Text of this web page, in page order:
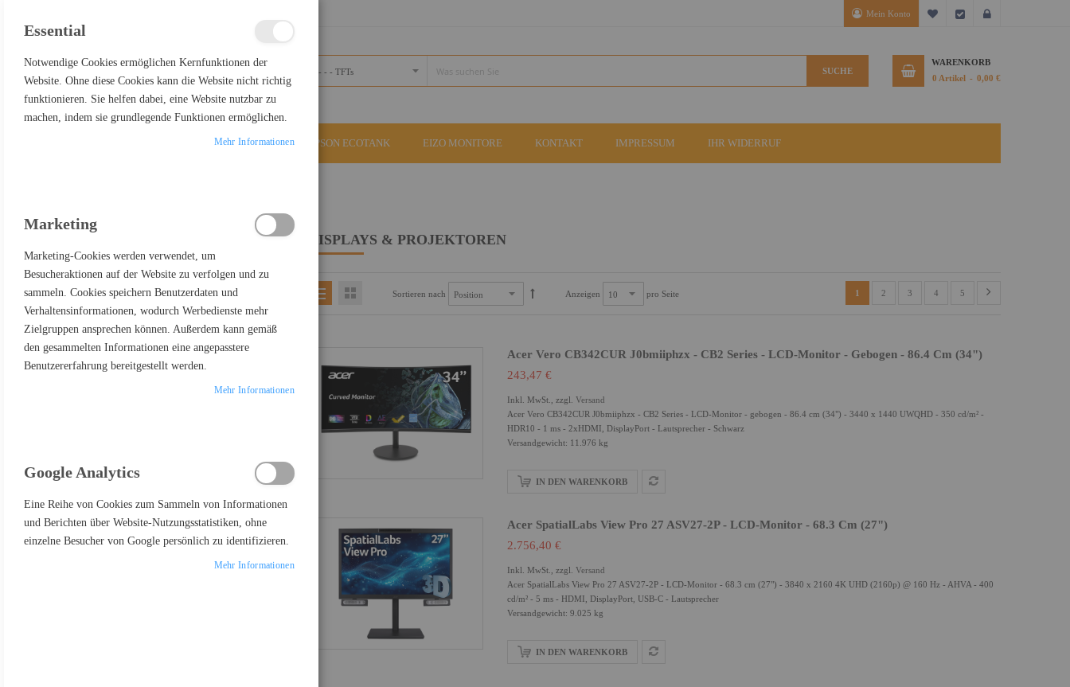
Mein Konto Mein Wunschzettel
Kasse
SUCHE
WARENKORB
0 Artikel 0,00 €
EPSON ECOTANK EIZO MONITORE KONTAKT IMPRESSUM IHR WIDERRUF
DISPLAYS & PROJEKTOREN
Sortieren nach Anzeigen pro Seite 1 2 3 4 5
Acer Vero CB342CUR J0bmiiphzx - CB2 Series - LCD-Monitor - Gebogen - 86.4 Cm (34")
243,47 €
Inkl. MwSt., zzgl. Versand
Acer Vero CB342CUR J0bmiiphzx - CB2 Series - LCD-Monitor - gebogen - 86.4 cm (34") - 3440 x 1440 UWQHD - 350 cd/m² -
HDR10 - 1 ms - 2xHDMI, DisplayPort - Lautsprecher - Schwarz
Versandgewicht: 11.976 kg
IN DEN WARENKORB
Acer SpatialLabs View Pro 27 ASV27-2P - LCD-Monitor - 68.3 Cm (27")
2.756,40 €
Inkl. MwSt., zzgl. Versand
Acer SpatialLabs View Pro 27 ASV27-2P - LCD-Monitor - 68.3 cm (27") - 3840 x 2160 4K UHD (2160p) @ 160 Hz - AHVA - 400
cd/m² - 5 ms - HDMI, DisplayPort, USB-C - Lautsprecher
Versandgewicht: 9.025 kg
IN DEN WARENKORB
EINKAUFEN NACH
Kategorie TFTs
ALLES LÖSCHEN
Essential
Notwendige Cookies ermöglichen Kernfunktionen der
Website. Ohne diese Cookies kann die Website nicht richtig
funktionieren. Sie helfen dabei, eine Website nutzbar zu
machen, indem sie grundlegende Funktionen ermöglichen.
Mehr Informationen
Marketing
Marketing-Cookies werden verwendet, um
Besucheraktionen auf der Website zu verfolgen und zu
sammeln. Cookies speichern Benutzerdaten und
Verhaltensinformationen, wodurch Werbedienste mehr
Zielgruppen ansprechen können. Außerdem kann gemäß
den gesammelten Informationen eine angepasstere
Benutzererfahrung bereitgestellt werden.
Mehr Informationen
Google Analytics
Eine Reihe von Cookies zum Sammeln von Informationen
und Berichten über Website-Nutzungsstatistiken, ohne
einzelne Besucher von Google persönlich zu identifizieren.
Mehr Informationen